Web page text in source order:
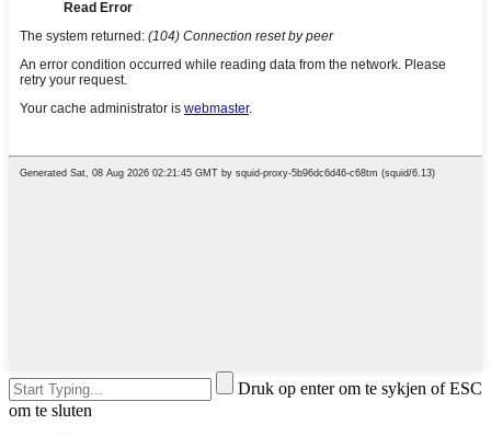
Druk op enter om te sykjen of ESC
om te sluten